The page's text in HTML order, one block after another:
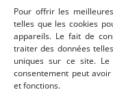
Pour offrir les
telles que les cookies
appareils. Le fait de
traiter des données
uniques sur ce site.
consentement peut
et fonctions.